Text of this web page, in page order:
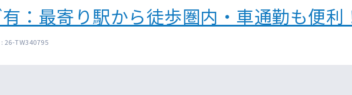
：最寄り駅から徒歩圏内・車通勤も便利
26-TW340795